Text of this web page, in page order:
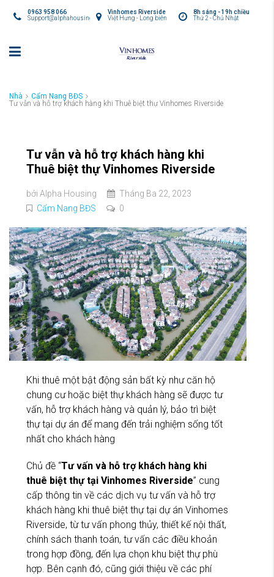
8h sáng - 19h chiều
Thứ 2 - Chủ Nhật
Vinhomes Riverside
Việt Hưng - Long biên
0963 958 066
Support@alphahousing.vn
Nhà
Cẩm Nang BĐS
Tư vẫn và hỗ trợ khách hàng khi Thuê biệt thự Vinhomes Riverside
Tư vẫn và hỗ trợ khách hàng khi
Thuê biệt thự Vinhomes Riverside
bởi Alpha Housing
Tháng Ba 22, 2023
Cẩm Nang BĐS
0
Khi thuê một bật động sản bất kỳ như căn hộ
chung cư hoặc biệt thự khách hàng sẽ được tư
vấn, hỗ trợ khách hàng và quản lý, bảo trì biệt
thự tại dự án để mang đến trải nghiệm sống tốt
nhất cho khách hàng
Chủ đề “Tư vấn và hỗ trợ khách hàng khi
thuê biệt thự tại Vinhomes Riverside” cung
cấp thông tin về các dịch vụ tư vấn và hỗ trợ
khách hàng khi thuê biệt thự tại dự án Vinhomes
Riverside, từ tư vấn phong thủy, thiết kế nội thất,
chính sách thanh toán, tư vấn các điều khoản
trong hợp đồng, đến lựa chọn khu biệt thự phù
hợp. Bên cạnh đó, cũng giới thiệu về các phí